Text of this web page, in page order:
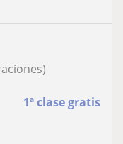
1ª clase gratis